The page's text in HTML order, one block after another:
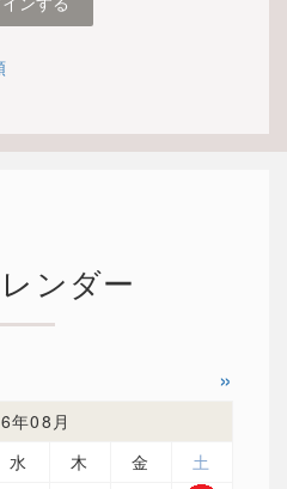
ンダー
»
年08月
水 木 金
土